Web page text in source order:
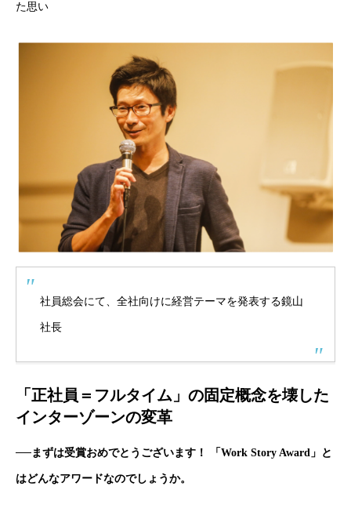
た思い
社員総会にて、全社向けに経営テーマを発表する鏡山
社長
「正社員＝フルタイム」の固定概念を壊した
インターゾーンの変革
──まずは受賞おめでとうございます！ 「Work Story Award」と
はどんなアワードなのでしょうか。